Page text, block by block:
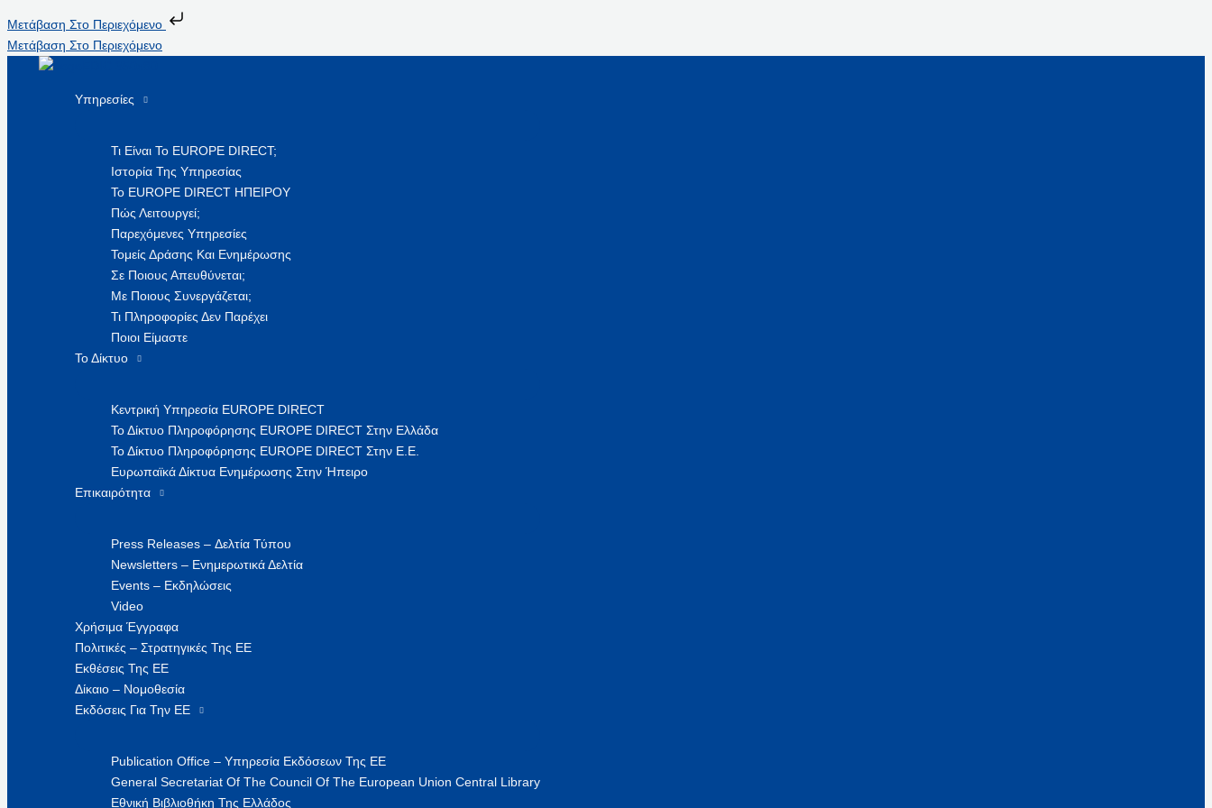
Μετάβαση Στο Περιεχόμενο
Μετάβαση Στο Περιεχόμενο
Υπηρεσίες
Τι Είναι Το EUROPE DIRECT;
Ιστορία Της Υπηρεσίας
Το EUROPE DIRECT ΗΠΕΙΡΟΥ
Πώς Λειτουργεί;
Παρεχόμενες Υπηρεσίες
Τομείς Δράσης Και Ενημέρωσης
Σε Ποιους Απευθύνεται;
Με Ποιους Συνεργάζεται;
Τι Πληροφορίες Δεν Παρέχει
Ποιοι Είμαστε
Το Δίκτυο
Κεντρική Υπηρεσία EUROPE DIRECT
Το Δίκτυο Πληροφόρησης EUROPE DIRECT Στην Ελλάδα
Το Δίκτυο Πληροφόρησης EUROPE DIRECT Στην Ε.Ε.
Ευρωπαϊκά Δίκτυα Ενημέρωσης Στην Ήπειρο
Επικαιρότητα
Press Releases – Δελτία Τύπου
Newsletters – Ενημερωτικά Δελτία
Events – Εκδηλώσεις
Video
Χρήσιμα Έγγραφα
Πολιτικές – Στρατηγικές Της ΕΕ
Εκθέσεις Της ΕΕ
Δίκαιο – Νομοθεσία
Εκδόσεις Για Την ΕΕ
Publication Office – Υπηρεσία Εκδόσεων Της ΕΕ
General Secretariat Of The Council Of The European Union Central Library
Εθνική Βιβλιοθήκη Της Ελλάδος